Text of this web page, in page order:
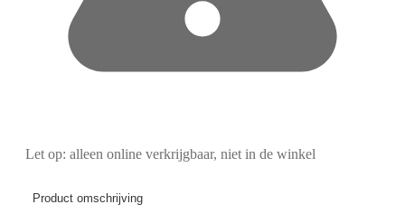
Let op: alleen online verkrijgbaar, niet in de winkel
Product omschrijving